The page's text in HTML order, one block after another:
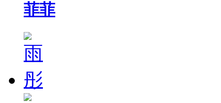
菲菲